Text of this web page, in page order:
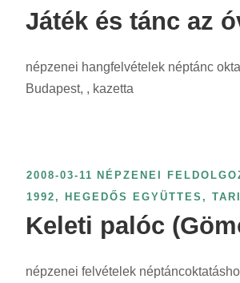
n
t
:
Játék és tánc az
népzenei hangfelvételek néptánc
Budapest, , kazetta
2008-03-11 NÉPZENEI
1992 , HEGEDŐS EGYÜTTES ,
Keleti palóc
népzenei felvételek